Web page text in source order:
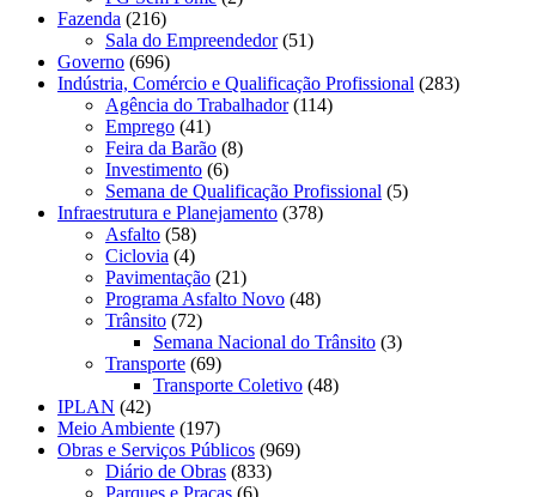
Fazenda (216)
Sala do Empreendedor(51)
Governo (696)
Indústria, Comércio e Qualificação Profissional (283)
Agência do Trabalhador(114)
Emprego (41)
Feira da Barão (8)
Investimento (6)
Semana de Qualificação Profissional (5)
Infraestrutura e Planejamento (378)
Asfalto (58)
Ciclovia (4)
Pavimentação (21)
Programa Asfalto Novo (48)
Trânsito (72)
Semana Nacional do Trânsito (3)
Transporte (69)
Transporte Coletivo (48)
IPLAN (42)
Meio Ambiente (197)
Obras e Serviços Públicos (969)
Diário de Obras (833)
Parques e Praças (6)